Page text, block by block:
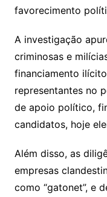
favorecimento
A investigação
criminosas e
financiamento
representantes no
de apoio político,
candidatos, hoje
Além disso, as
empresas
como “gatonet”, e